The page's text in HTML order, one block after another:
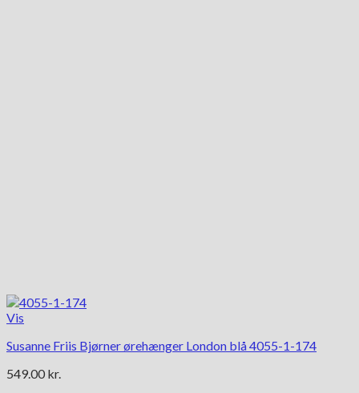
Vis
Susanne Friis Bjørner ørehænger London blå 4055-1-174
549.00 kr.